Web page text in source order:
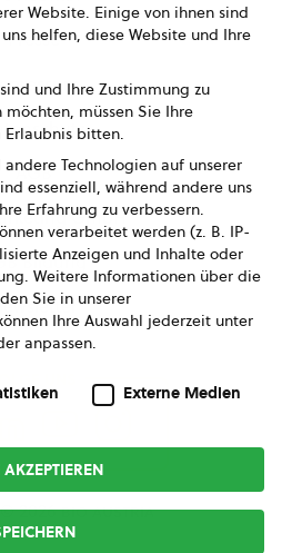
Presse
AGB
GmbH
Bildung
2026bio austria
Website. Einige von ihnen sind
helfen, diese Website und Ihre
und Ihre Zustimmung zu
müssen Sie Ihre
Erlaubnis bitten.
Technologien auf unserer
essenziell, während andere uns
Erfahrung zu verbessern.
verarbeitet werden (z. B. IP-
Anzeigen und Inhalte oder
Weitere Informationen über die
Sie in unserer
Ihre Auswahl jederzeit unter
anpassen.
Externe Medien